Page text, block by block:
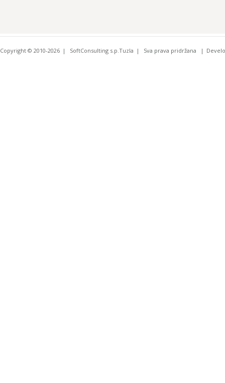
Copyright © 2010-2026 SoftConsulting s.p.Tuzla Sva prava pridržana